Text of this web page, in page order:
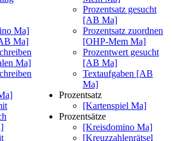
Ma]
Ma]
Ma]
Prozentsatz gesucht
[AB Ma]
Prozentsatz zuordnen
[OHP-Mem Ma]
Prozentwert gesucht
[AB Ma]
Textaufgaben [AB
Ma]
Prozentsatz
[Kartenspiel Ma]
Prozentsätze
[Kreisdomino Ma]
[Kreuzzahlenrätsel